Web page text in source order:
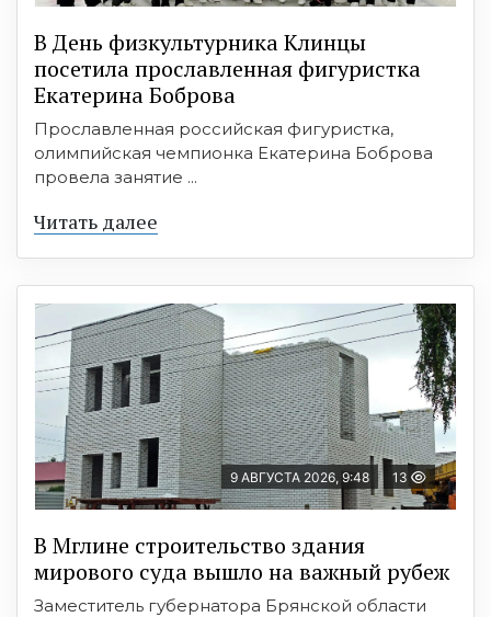
В День физкультурника Клинцы
посетила прославленная фигуристка
Екатерина Боброва
Прославленная российская фигуристка,
олимпийская чемпионка Екатерина Боброва
провела занятие ...
Читать далее
9 АВГУСТА 2026, 9:48 13
В Мглине строительство здания
мирового суда вышло на важный рубеж
Заместитель губернатора Брянской области